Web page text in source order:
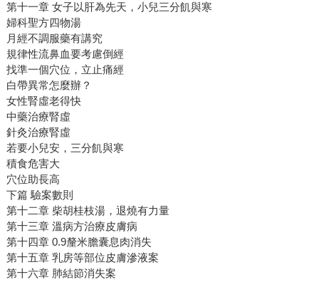
第十一章 女子以肝為先天，小兒三分飢與寒
婦科聖方四物湯
月經不調服藥有講究
規律性流鼻血要考慮倒經
找準一個穴位，立止痛經
白帶異常怎麼辦？
女性腎虛老得快
中藥治療腎虛
針灸治療腎虛
若要小兒安，三分飢與寒
積食危害大
穴位助長高
下篇 驗案數則
第十二章 柴胡桂枝湯，退燒有力量
第十三章 溫病方治療皮膚病
第十四章 0.9釐米膽囊息肉消失
第十五章 乳房等部位皮膚滲液案
第十六章 肺結節消失案